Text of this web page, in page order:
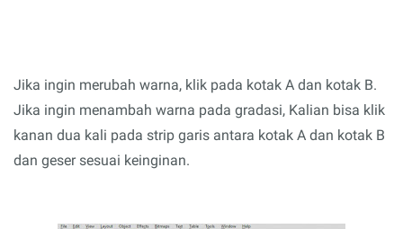
Jika ingin merubah warna, klik pada kotak A dan kotak B.
Jika ingin menambah warna pada gradasi, Kalian bisa klik
kanan dua kali pada strip garis antara kotak A dan kotak B
dan geser sesuai keinginan.